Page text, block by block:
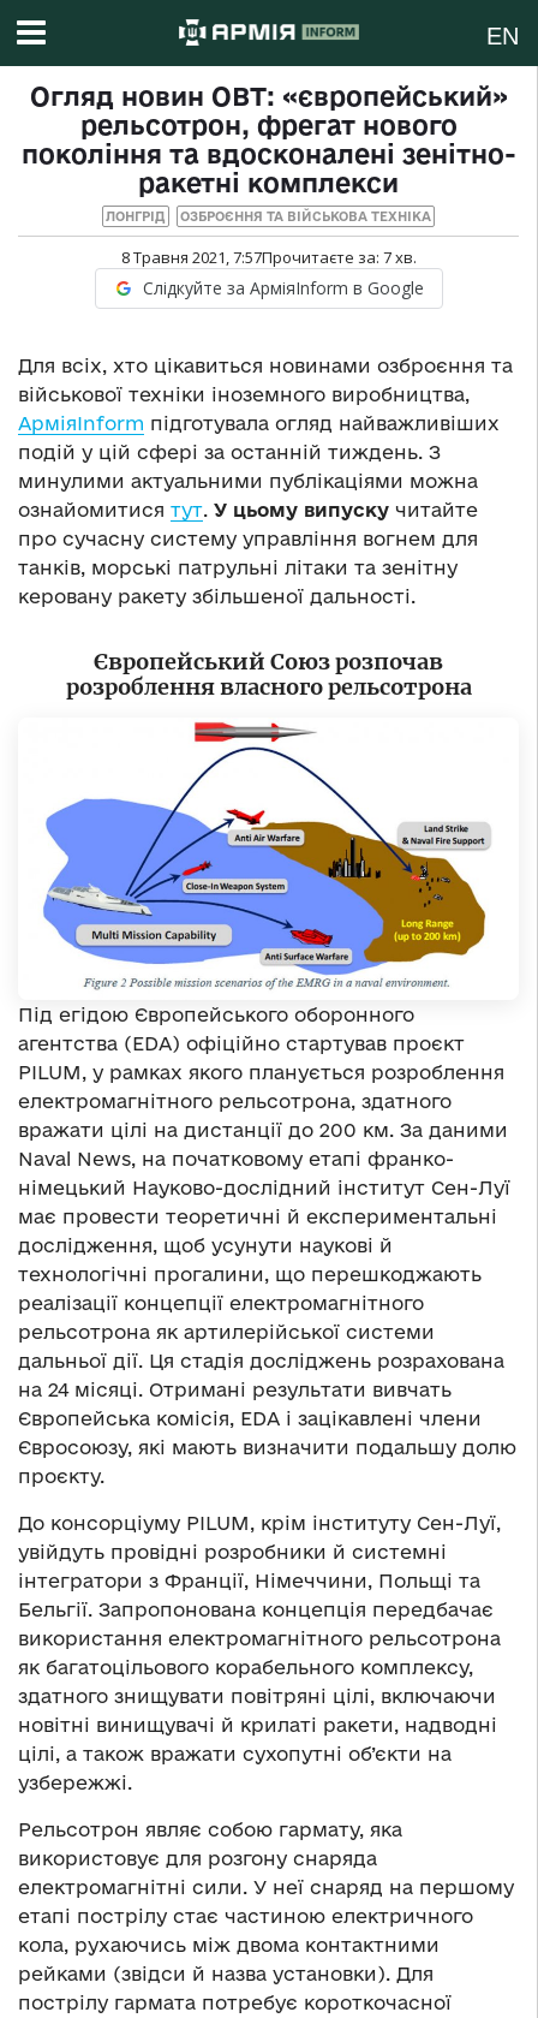
EN
Огляд новин ОВТ: «європейський»
рельсотрон, фрегат нового
покоління та вдосконалені зенітно-
ракетні комплекси
ЛОНГРІД ОЗБРОЄННЯ ТА ВІЙСЬКОВА ТЕХНІКА
8 Травня 2021, 7:57Прочитаєте за: 7хв.
Слідкуйте за АрміяInform в Google
Для всіх, хто цікавиться новинами озброєння та
військової техніки іноземного виробництва,
АрміяInform підготувала огляд найважливіших
подій у цій сфері за останній тиждень. З
минулими актуальними публікаціями можна
ознайомитися тут. У цьому випуску читайте
про сучасну систему управління вогнем для
танків, морські патрульні літаки та зенітну
керовану ракету збільшеної дальності.
Європейський Союз розпочав
розроблення власного рельсотрона
Під егідою Європейського оборонного
агентства (EDA) офіційно стартував проєкт
PILUM, у рамках якого планується розроблення
електромагнітного рельсотрона, здатного
вражати цілі на дистанції до 200 км. За даними
Naval News, на початковому етапі франко-
німецький Науково-дослідний інститут Сен-Луї
має провести теоретичні й експериментальні
дослідження, щоб усунути наукові й
технологічні прогалини, що перешкоджають
реалізації концепції електромагнітного
рельсотрона як артилерійської системи
дальньої дії. Ця стадія досліджень розрахована
на 24 місяці. Отримані результати вивчать
Європейська комісія, EDA і зацікавлені члени
Євросоюзу, які мають визначити подальшу долю
проєкту.
До консорціуму PILUM, крім інституту Сен-Луї,
увійдуть провідні розробники й системні
інтегратори з Франції, Німеччини, Польщі та
Бельгії. Запропонована концепція передбачає
використання електромагнітного рельсотрона
як багатоцільового корабельного комплексу,
здатного знищувати повітряні цілі, включаючи
новітні винищувачі й крилаті ракети, надводні
цілі, а також вражати сухопутні об’єкти на
узбережжі.
Рельсотрон являє собою гармату, яка
використовує для розгону снаряда
електромагнітні сили. У неї снаряд на першому
етапі пострілу стає частиною електричного
кола, рухаючись між двома контактними
рейками (звідси й назва установки). Для
пострілу гармата потребує короткочасної